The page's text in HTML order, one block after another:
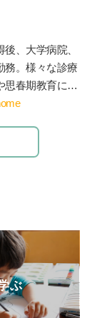
上げられてい
ハマる勉強法
槻家のストー
『探究学舎の
烈なオヤジが
息子を京都大
グ時計「funp
ー。仕事と並
師の資格取得を
育理論を学び
、大学病院、
務。様々な診療
思春期教育にも
て海外に赴任
ドバイスを充
公認心理師の
向けに、オン
オット助産院
ぶ